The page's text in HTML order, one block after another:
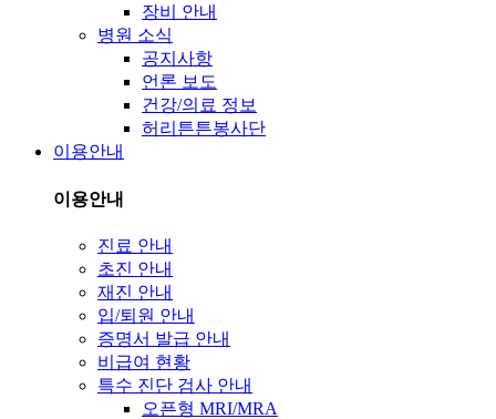
장비 안내
병원 소식
공지사항
언론 보도
건강/의료 정보
허리튼튼봉사단
이용안내
이용안내
진료 안내
초진 안내
재진 안내
입/퇴원 안내
증명서 발급 안내
비급여 현황
특수 진단 검사 안내
오픈형 MRI/MRA